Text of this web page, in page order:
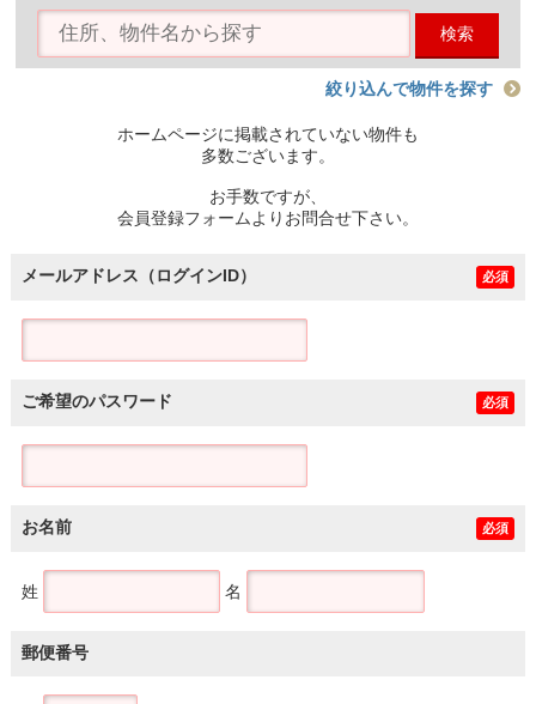
物件を探す
購入TOP
条件から探す
住宅ローン控除シミュレータ
検索
絞り込んで物件を探す
ホームページに掲載されていない物件も
多数ございます。
お手数ですが、
会員登録フォームよりお問合せ下さい。
メールアドレス（ログインID） 必須
ご希望のパスワード 必須
お名前 必須
姓 名
郵便番号